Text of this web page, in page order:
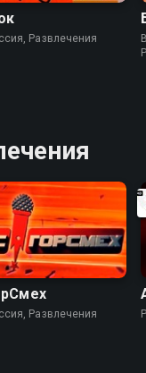
Развлечения
Развлечения